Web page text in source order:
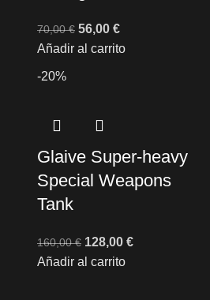
70,00€ 56,00 €
Añadir al carrito
-20%
Glaive Super-heavy
Special Weapons
Tank
160,00€ 128,00 €
Añadir al carrito